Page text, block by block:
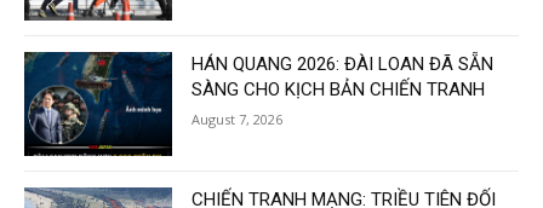
HÁN QUANG 2026: ĐÀI LOAN ĐÃ SẴN
SÀNG CHO KỊCH BẢN CHIẾN TRANH
August 7, 2026
CHIẾN TRANH MẠNG: TRIỀU TIÊN ĐỐI